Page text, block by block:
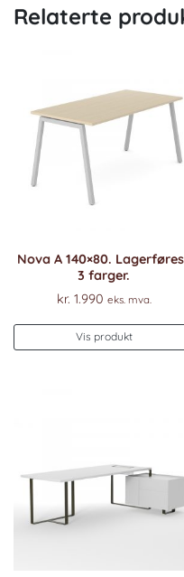
Relaterte
Nova A 140×80.
3 farger.
kr. 1.990 eks. mva.
Vis produkt